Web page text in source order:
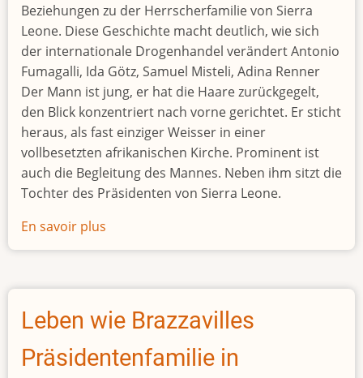
Beziehungen zu der Herrscherfamilie von Sierra
Leone. Diese Geschichte macht deutlich, wie sich
der internationale Drogenhandel verändert Antonio
Fumagalli, Ida Götz, Samuel Misteli, Adina Renner
Der Mann ist jung, er hat die Haare zurückgegelt,
den Blick konzentriert nach vorne gerichtet. Er sticht
heraus, als fast einziger Weisser in einer
vollbesetzten afrikanischen Kirche. Prominent ist
auch die Begleitung des Mannes. Neben ihm sitzt die
Tochter des Präsidenten von Sierra Leone.
En savoir plus
Der
Jos»
und
sein
Freund,
der
Leben wie Brazzavilles
Präsidentenfamilie in